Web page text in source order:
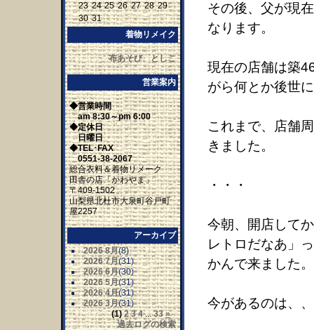
23 24 25 26 27 28 29
30 31 1 2 3 4
5
着物リメイク
布あそび としこ
営業案内
◆営業時間
am 8:30～pm 6:00
◆定休日
日曜日
◆TEL･FAX
0551-38-2067
総合衣料＆着物リメーク
田舎の店「かわやま」
〒409-1502
山梨県北杜市大泉町谷戸町
屋2257
アーカイブ
2026 8月(8)
2026 7月(31)
2026 6月(30)
2026 5月(31)
2026 4月(31)
2026 3月(31)
(1) 2 3 4...33 »
過去ログの検索
その後、父が現
なります。
現在の店舗は築
がら何とか後世
これまで、店舗
きました。
・・・
今朝、開店して
レトロだなあ」
かんで来ました。
今があるのは、